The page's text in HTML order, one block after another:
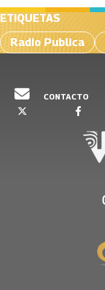
ETIQUETAS
Radio Publica
CONTACTO